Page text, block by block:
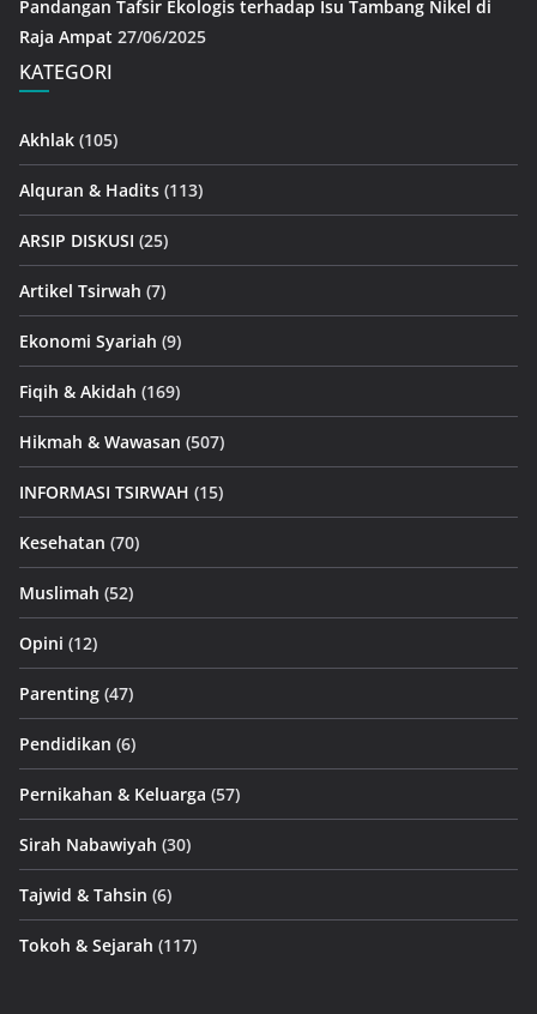
Pandangan Tafsir Ekologis terhadap Isu Tambang Nikel di
Raja Ampat 27/06/2025
KATEGORI
Akhlak (105)
Alquran & Hadits (113)
ARSIP DISKUSI (25)
Artikel Tsirwah (7)
Ekonomi Syariah (9)
Fiqih & Akidah (169)
Hikmah & Wawasan (507)
INFORMASI TSIRWAH (15)
Kesehatan (70)
Muslimah (52)
Opini (12)
Parenting (47)
Pendidikan (6)
Pernikahan & Keluarga (57)
Sirah Nabawiyah (30)
Tajwid & Tahsin (6)
Tokoh & Sejarah (117)